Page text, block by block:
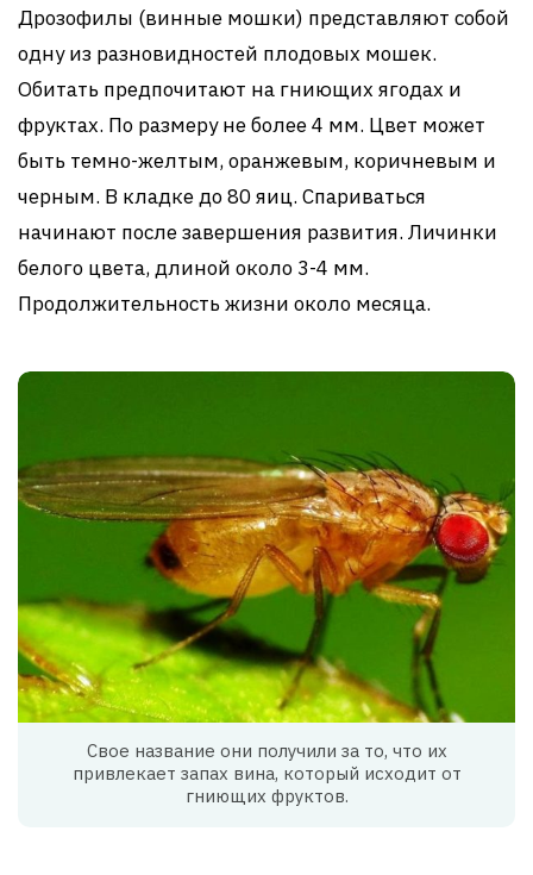
Дрозофилы (винные мошки) представляют собой
одну из разновидностей плодовых мошек.
Обитать предпочитают на гниющих ягодах и
фруктах. По размеру не более 4 мм. Цвет может
быть темно-желтым, оранжевым, коричневым и
черным. В кладке до 80 яиц. Спариваться
начинают после завершения развития. Личинки
белого цвета, длиной около 3-4 мм.
Продолжительность жизни около месяца.
Свое название они получили за то, что их
привлекает запах вина, который исходит от
гниющих фруктов.